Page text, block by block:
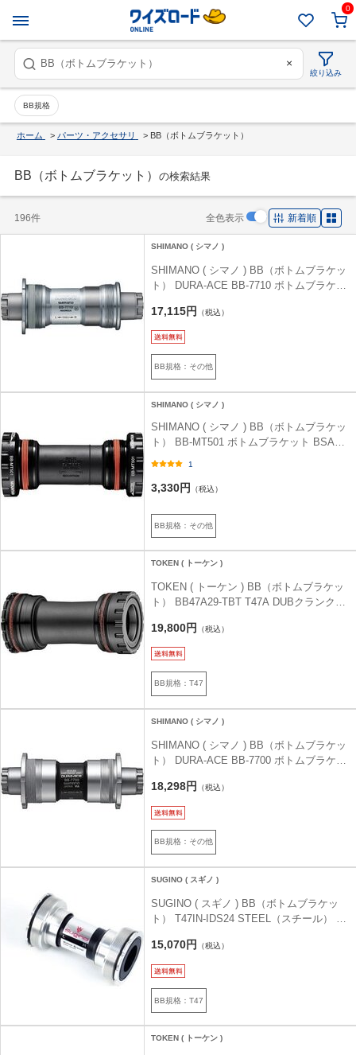
0
×
絞り込み
BB規格
ホーム > パーツ・アクセサリ > BB（ボトムブラケット）
BB（ボトムブラケット） の検索結果
196件 全色表示 新着順
SHIMANO ( シマノ )
SHIMANO ( シマノ ) BB（ボトムブラケッ
ト） DURA-ACE BB-7710 ボトムブラケッ
17,115円 （税込）
BB規格：その他
SHIMANO ( シマノ )
SHIMANO ( シマノ ) BB（ボトムブラケッ
ト） BB-MT501 ボトムブラケット BSA
68/73MM
1
3,330円 （税込）
BB規格：その他
TOKEN ( トーケン )
TOKEN ( トーケン ) BB（ボトムブラケッ
ト） BB47A29-TBT T47A DUBクランク専
19,800円 （税込）
BB規格：T47
SHIMANO ( シマノ )
SHIMANO ( シマノ ) BB（ボトムブラケッ
ト） DURA-ACE BB-7700 ボトムブラケッ
18,298円 （税込）
BB規格：その他
SUGINO ( スギノ )
SUGINO ( スギノ ) BB（ボトムブラケッ
ト） T47IN-IDS24 STEEL（スチール） シ
15,070円 （税込）
BB規格：T47
TOKEN ( トーケン )